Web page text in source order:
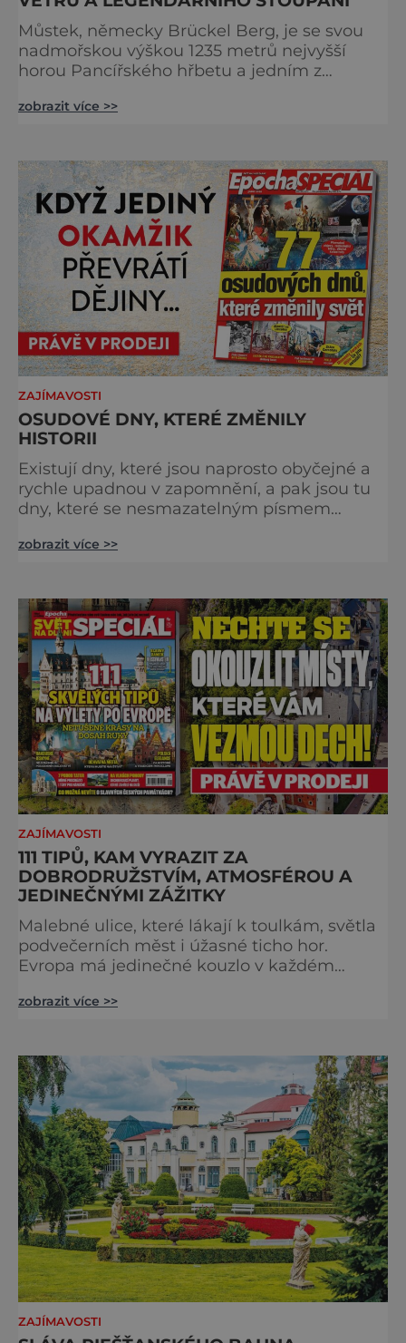
Můstek, německy Brückel Berg, je se svou
nadmořskou výškou 1235 metrů nejvyšší
horou Pancířského hřbetu a jedním z
Šumavy. Přestože nestojí v centru hlavních
Můstek si dodnes uchovává syrový horský
charakter, klid a zvláštní atmosféru
šumavských hřebenů, kde se střídá hustý les
zobrazit více >>
ZAJÍMAVOSTI
OSUDOVÉ DNY, KTERÉ ZMĚNILY
HISTORII
Existují dny, které jsou naprosto obyčejné a
rychle upadnou v zapomnění, a pak jsou tu
dny, které se nesmazatelným písmem
dojde k významnému objevu nebo děsivé
krážem. Je 10. dubna roku 49 př. n. l. a na
břehu říčky Rubikon pronáší Gaius Julius
Caesar svou slavnou vě
zobrazit více >>
ZAJÍMAVOSTI
111 TIPŮ, KAM VYRAZIT ZA
DOBRODRUŽSTVÍM, ATMOSFÉROU A
JEDINEČNÝMI ZÁŽITKY
Malebné ulice, které lákají k toulkám, světla
podvečerních měst i úžasné ticho hor.
Evropa má jedinečné kouzlo v každém
zve na cestu plnou inspirace, dobrodružství i
podobě. Města s neopakovatelnou
atmosférou Vydejte se s námi na prohlídku
měst, která patří k
zobrazit více >>
ZAJÍMAVOSTI